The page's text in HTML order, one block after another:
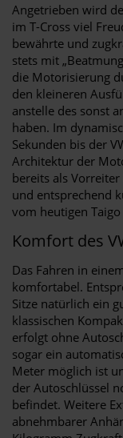
Angetrieben wird
im T-Cross viel
bewährte und
stets mit
die Motorisierung
den kleineren
anstelle des sonst
haben. Im
Sekunden bis der
Architektur der
bereits als
und entsprechend
vom heutigen Taigo
Komfort des
Das Fahren in
komfortabel.
Sitze natürlich ein
klassischen
erfolgt ohne
sogar ein
Meter möglich ist
der Autoschlüssel
befindet. Weitere
abnehmbarer